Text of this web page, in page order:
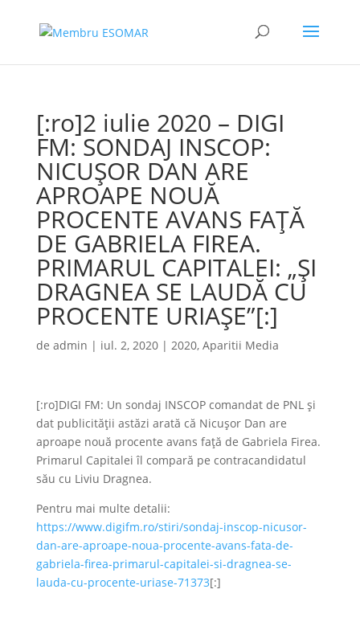
[:ro]2 iulie 2020 – DIGI
FM: SONDAJ INSCOP:
NICUȘOR DAN ARE
APROAPE NOUĂ
PROCENTE AVANS FAȚĂ
DE GABRIELA FIREA.
PRIMARUL CAPITALEI: „ȘI
DRAGNEA SE LAUDĂ CU
PROCENTE URIAȘE”[:]
de admin | iul. 2, 2020| 2020, Aparitii Media
[:ro]DIGI FM: Un sondaj INSCOP comandat de PNL și
dat publicității astăzi arată că Nicușor Dan are
aproape nouă procente avans față de Gabriela Firea.
Primarul Capitalei îl compară pe contracandidatul
său cu Liviu Dragnea.
Pentru mai multe detalii:
https://www.digifm.ro/stiri/sondaj-inscop-nicusor-
dan-are-aproape-noua-procente-avans-fata-de-
gabriela-firea-primarul-capitalei-si-dragnea-se-
lauda-cu-procente-uriase-71373[:]